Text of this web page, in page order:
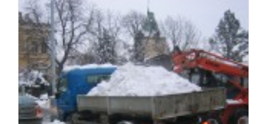
Zemina – kůra
Solitérni kameny- valouny
Ceník